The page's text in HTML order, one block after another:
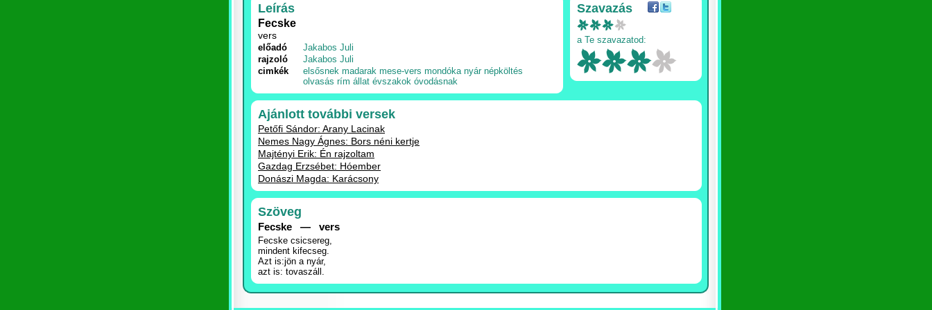
Leírás
Fecske
vers
előadó
Jakabos Juli
rajzoló
Jakabos Juli
cimkék
elsősnek madarak mese-vers mondóka nyár népköltés
olvasás rím állat évszakok óvodásnak
Szavazás
a Te szavazatod:
Ajánlott további versek
Petőfi Sándor: Arany Lacinak
Nemes Nagy Ágnes: Bors néni kertje
Majtényi Erik: Én rajzoltam
Gazdag Erzsébet: Hóember
Donászi Magda: Karácsony
Szöveg
Fecske — vers
Fecske csicsereg,
mindent kifecseg.
Azt is:jön a nyár,
azt is: tovaszáll.